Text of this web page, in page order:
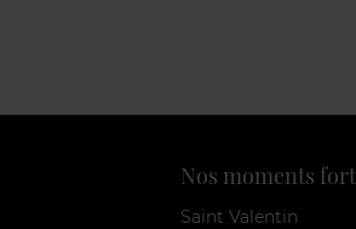
Nos moments
Saint Valentin